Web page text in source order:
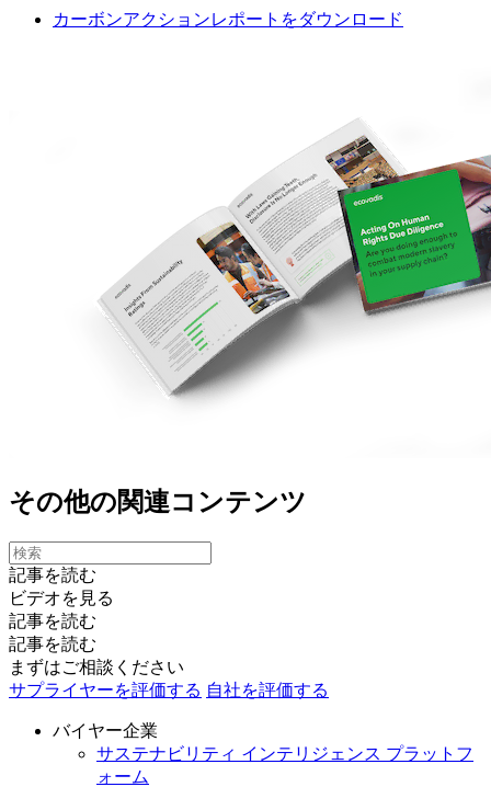
カーボンアクションレポートをダウンロード
その他の関連コンテンツ
記事を読む
ビデオを見る
記事を読む
記事を読む
まずはご相談ください
サプライヤーを評価する 自社を評価する
バイヤー企業
サステナビリティ インテリジェンス プラットフ
ォーム